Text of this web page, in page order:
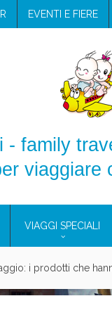
EVENTI E FIERE
- family
viaggiare
VIAGGI SPECIALI
Eolie e a Pantelleria!